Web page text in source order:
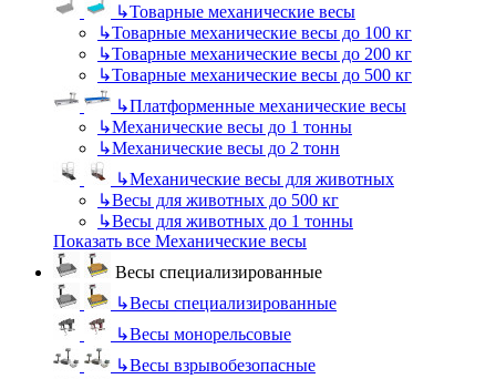
↳Товарные механические весы
↳Товарные механические весы до 100 кг
↳Товарные механические весы до 200 кг
↳Товарные механические весы до 500 кг
↳Платформенные механические весы
↳Механические весы до 1 тонны
↳Механические весы до 2 тонн
↳Механические весы для животных
↳Весы для животных до 500 кг
↳Весы для животных до 1 тонны
Показать все Механические весы
Весы специализированные
↳Весы специализированные
↳Весы монорельсовые
↳Весы взрывобезопасные